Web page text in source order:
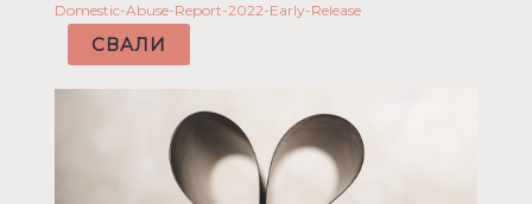
Domestic-Abuse-Report-2022-Early-Release
СВАЛИ